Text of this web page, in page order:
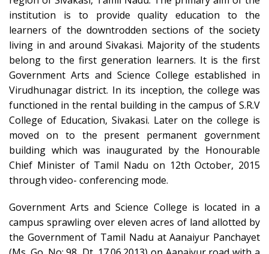
institution is to provide quality education to the
learners of the downtrodden sections of the society
living in and around Sivakasi. Majority of the students
belong to the first generation learners. It is the first
Government Arts and Science College established in
Virudhunagar district. In its inception, the college was
functioned in the rental building in the campus of S.R.V
College of Education, Sivakasi. Later on the college is
moved on to the present permanent government
building which was inaugurated by the Honourable
Chief Minister of Tamil Nadu on 12th October, 2015
through video- conferencing mode.
Government Arts and Science College is located in a
campus sprawling over eleven acres of land allotted by
the Government of Tamil Nadu at Aanaiyur Panchayet